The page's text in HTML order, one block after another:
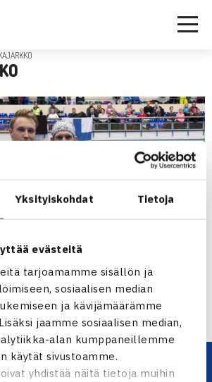
Yksityiskohdat Tietoja
evästeitä
tarjoamamme sisällön ja
sosiaalisen median
ja kävijämäärämme
jaamme sosiaalisen median,
alan kumppaneillemme
käytät sivustoamme.
yhdistää näitä tietoja muihin